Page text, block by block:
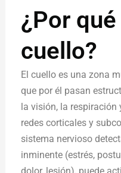
¿Por
cuello?
El cuello es una zona
que por él pasan
la visión, la
redes corticales y
sistema nervioso
inminente (estrés,